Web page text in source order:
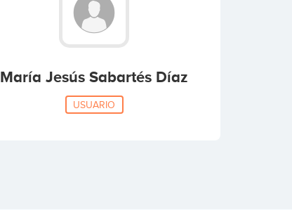
María Jesús Sabartés Díaz
USUARIO